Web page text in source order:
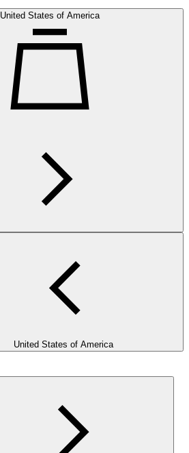
United States of America
United States of America